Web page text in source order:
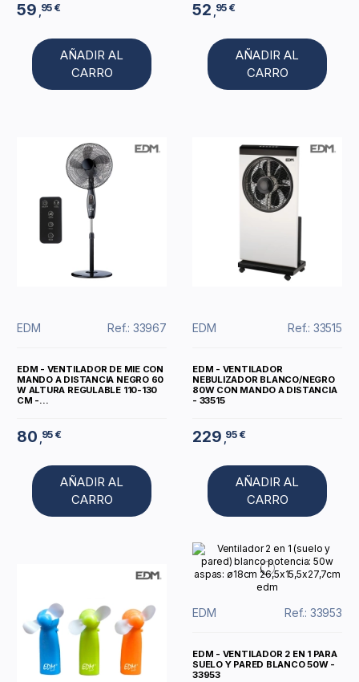
59 95 €
AÑADIR AL
CARRO
52 95 €
AÑADIR AL
CARRO
EDM Ref.: 33967
EDM - VENTILADOR DE MIE CON
MANDO A DISTANCIA NEGRO 60
W ALTURA REGULABLE 110-130
CM -...
80 ,95 €
AÑADIR AL
CARRO
EDM Ref.: 33515
EDM - VENTILADOR
NEBULIZADOR BLANCO/NEGRO
80W CON MANDO A DISTANCIA
- 33515
229 ,95 €
AÑADIR AL
CARRO
EDM Ref.: 33953
EDM - VENTILADOR 2 EN 1 PARA
SUELO Y PARED BLANCO 50W -
33953